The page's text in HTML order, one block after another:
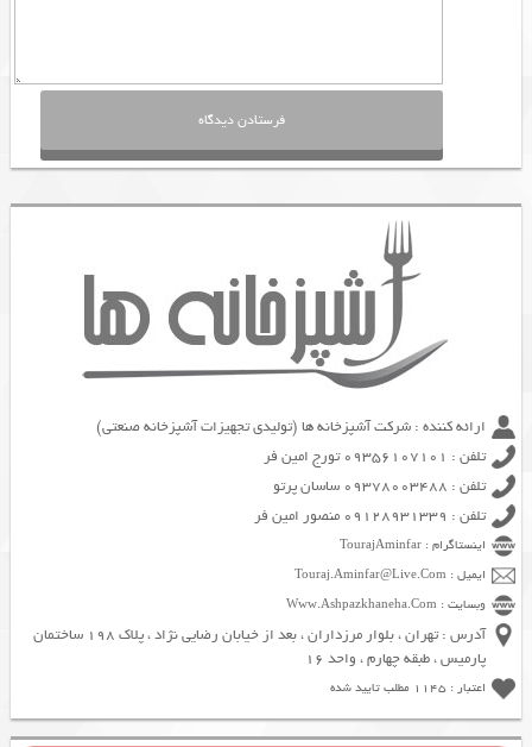
ارائه کننده : شرکت آشپزخانه ها (تولیدی تجهیزات آشپزخانه صنعتی)
تلفن : 09356107101 تورج امین فر
تلفن : 09378003488 ساسان پرتو
تلفن : 09128931339 منصور امین فر
اینستاگرام : TourajAminfar
ایمیل : Touraj.Aminfar@Live.Com
وبسایت : Www.Ashpazkhaneha.Com
آدرس : تهران ، بلوار مرزداران ، بعد از خیابان رضایی نژاد ، پلاک 198 ساختمان
پارمیس ، طبقه چهارم ، واحد 16
اعتبار : 1145 مطلب تایید شده